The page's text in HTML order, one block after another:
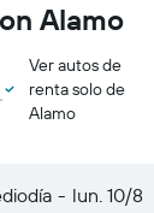
Alamo
Ver autos de
renta solo de
Alamo
- lun. 10/8